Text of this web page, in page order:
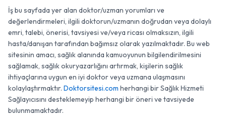
İş bu sayfada yer alan doktor/uzman yorumları ve
değerlendirmeleri, ilgili doktorun/uzmanın doğrudan veya dolaylı
emri, talebi, önerisi, tavsiyesi ve/veya ricası olmaksızın, ilgili
hasta/danışan tarafından bağımsız olarak yazılmaktadır. Bu web
sitesinin amacı, sağlık alanında kamuoyunun bilgilendirilmesini
sağlamak, sağlık okuryazarlığını artırmak, kişilerin sağlık
ihtiyaçlarına uygun en iyi doktor veya uzmana ulaşmasını
kolaylaştırmaktır. Doktorsitesi.com herhangi bir Sağlık Hizmeti
Sağlayıcısını desteklemeyip herhangi bir öneri ve tavsiyede
bulunmamaktadır.